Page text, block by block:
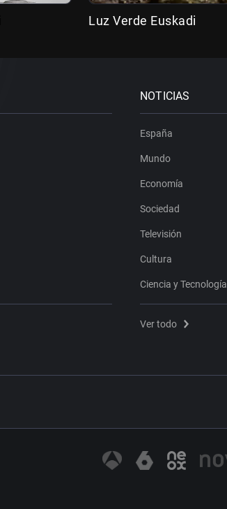
Luz Verde Euskadi
NOTICIAS
España
Mundo
Economía
Sociedad
Televisión
Cultura
Ciencia y Tecnología
Ver todo